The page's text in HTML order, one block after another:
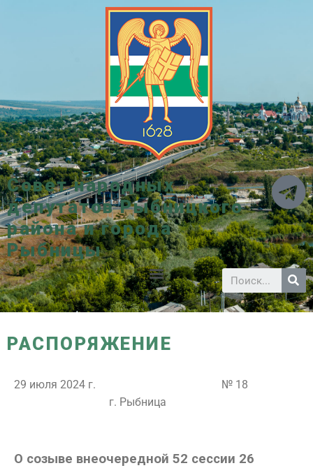
Совет народных
депутатов Рыбницкого
района и города
Рыбницы
РАСПОРЯЖЕНИЕ
29 июля 2024 г. № 18
г. Рыбница
О созыве внеочередной 52 сессии 26